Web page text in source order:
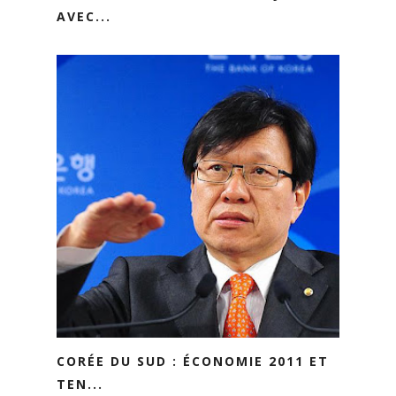
AVEC...
CORÉE DU SUD : ÉCONOMIE 2011 ET
TEN...